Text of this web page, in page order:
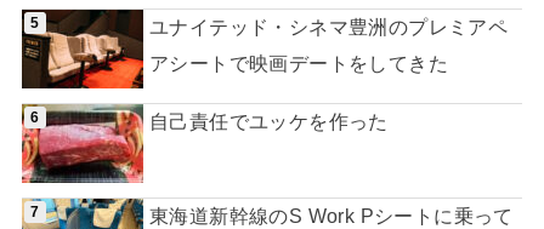
ユナイテッド・シネマ豊洲のプレミアペ
アシートで映画デートをしてきた
自己責任でユッケを作った
東海道新幹線のS Work Pシートに乗って